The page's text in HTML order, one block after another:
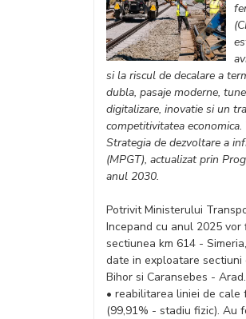
si la riscul de decalare a
dubla, pasaje moderne,
digitalizare, inovatie si un
competitivitatea
Strategia de dezvoltare a
(MPGT), actualizat prin
anul 2030.
Potrivit Ministerului
Incepand cu anul 2025
sectiunea km 614 -
date in exploatare
Bihor si Caransebes -
• reabilitarea liniei de cale
(99,91% - stadiu fizic). Au